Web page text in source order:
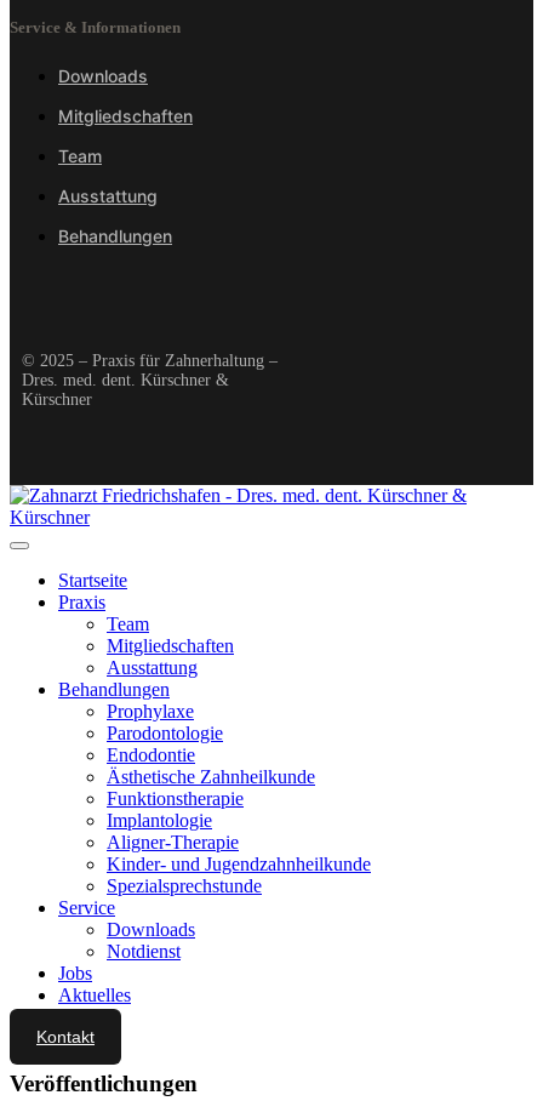
Service & Informationen
Downloads
Mitgliedschaften
Team
Ausstattung
Behandlungen
© 2025 – Praxis für Zahnerhaltung –
Dres. med. dent. Kürschner &
Kürschner
Startseite
Praxis
Team
Mitgliedschaften
Ausstattung
Behandlungen
Prophylaxe
Parodontologie
Endodontie
Ästhetische Zahnheilkunde
Funktionstherapie
Implantologie
Aligner-Therapie
Kinder- und Jugendzahnheilkunde
Spezialsprechstunde
Service
Downloads
Notdienst
Jobs
Aktuelles
Kontakt
Veröffentlichungen